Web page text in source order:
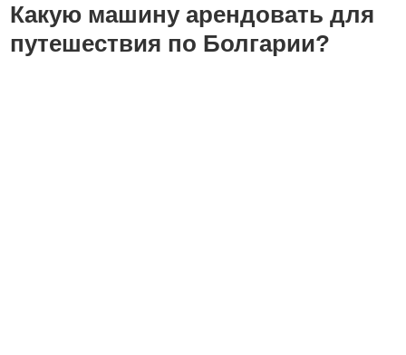
Какую машину арендовать для
путешествия по Болгарии?